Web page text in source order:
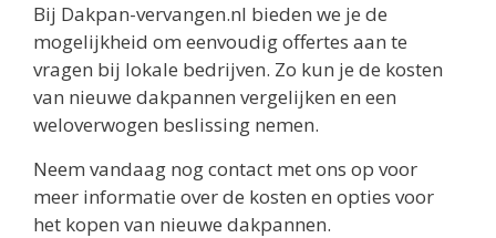
Bij Dakpan-vervangen.nl bieden we je de
mogelijkheid om eenvoudig offertes aan te
vragen bij lokale bedrijven. Zo kun je de kosten
van nieuwe dakpannen vergelijken en een
weloverwogen beslissing nemen.
Neem vandaag nog contact met ons op voor
meer informatie over de kosten en opties voor
het kopen van nieuwe dakpannen.